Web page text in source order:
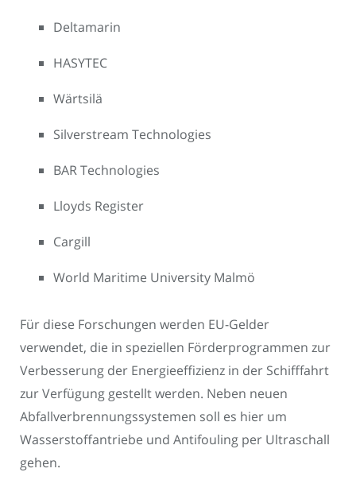
Deltamarin
HASYTEC
Wärtsilä
Silverstream Technologies
BAR Technologies
Lloyds Register
Cargill
World Maritime University Malmö
Für diese Forschungen werden EU-Gelder
verwendet, die in speziellen Förderprogrammen zur
Verbesserung der Energieeffizienz in der Schifffahrt
zur Verfügung gestellt werden. Neben neuen
Abfallverbrennungssystemen soll es hier um
Wasserstoffantriebe und Antifouling per Ultraschall
gehen.